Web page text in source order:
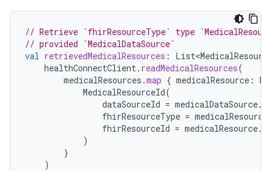
// Retrieve `fhirResourceType` type
// provided `MedicalDataSource`
val retrievedMedicalResources :
healthConnectClient. readMedicalResources(
medicalResources .map { medicalResource :
MedicalResourceId(
dataSourceId = medicalDataSource.
fhirResourceType = medicalResource
fhirResourceId = medicalResource.
)
}
)